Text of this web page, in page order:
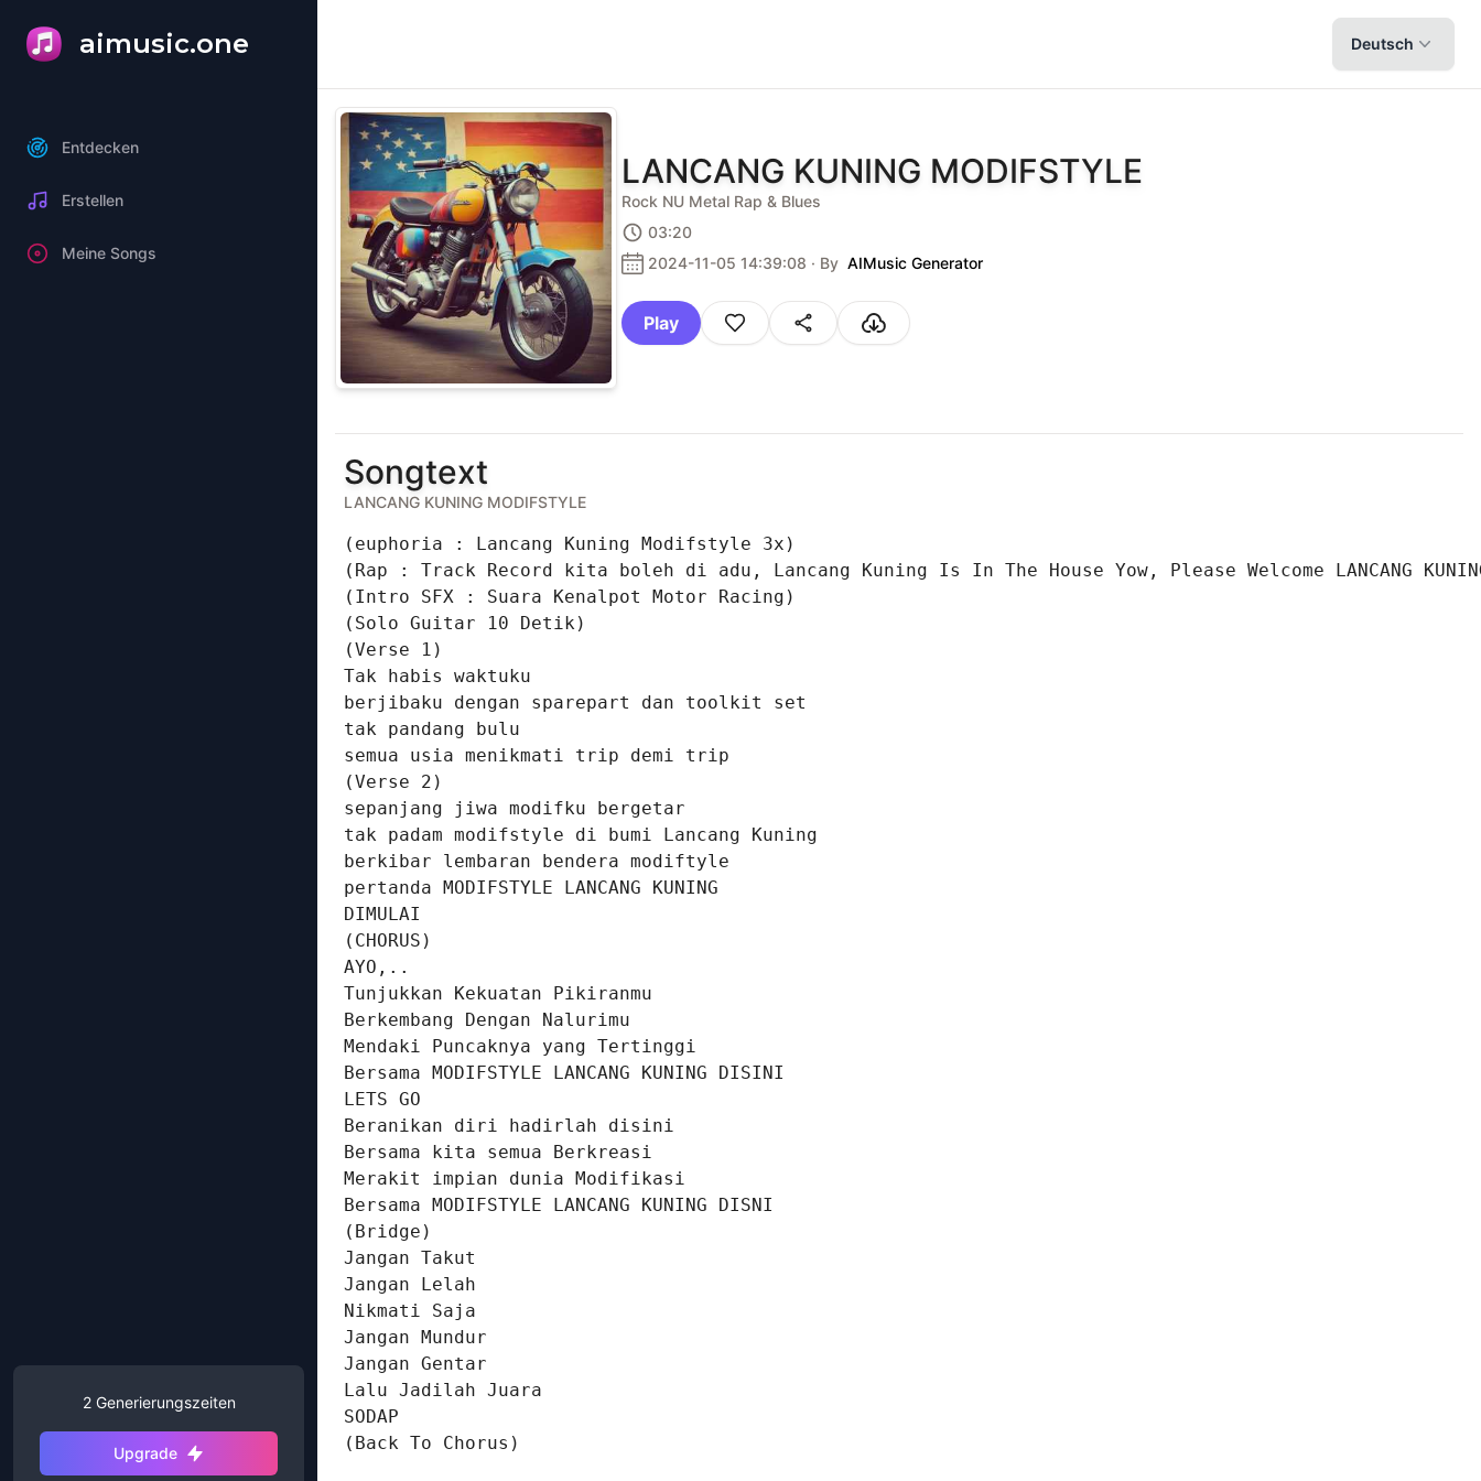
aimusic.one
Entdecken
Erstellen
Meine Songs
2 Generierungszeiten
Upgrade
Deutsch
LANCANG KUNING MODIFSTYLE
Rock NU Metal Rap & Blues
03:20
2024-11-05 14:39:08 · By AIMusic Generator
Play
Songtext
LANCANG KUNING MODIFSTYLE
(euphoria : Lancang Kuning Modifstyle 3x)
(Rap : Track Record kita boleh di adu, Lancang Kuning Is In The House Yow, Please Welcome LANCANG
(Intro SFX : Suara Kenalpot Motor Racing)
(Solo Guitar 10 Detik)
(Verse 1)
Tak habis waktuku
berjibaku dengan sparepart dan toolkit set
tak pandang bulu
semua usia menikmati trip demi trip
(Verse 2)
sepanjang jiwa modifku bergetar
tak padam modifstyle di bumi Lancang Kuning
berkibar lembaran bendera modiftyle
pertanda MODIFSTYLE LANCANG KUNING
DIMULAI
(CHORUS)
AYO,..
Tunjukkan Kekuatan Pikiranmu
Berkembang Dengan Nalurimu
Mendaki Puncaknya yang Tertinggi
Bersama MODIFSTYLE LANCANG KUNING DISINI
LETS GO
Beranikan diri hadirlah disini
Bersama kita semua Berkreasi
Merakit impian dunia Modifikasi
Bersama MODIFSTYLE LANCANG KUNING DISNI
(Bridge)
Jangan Takut
Jangan Lelah
Nikmati Saja
Jangan Mundur
Jangan Gentar
Lalu Jadilah Juara
SODAP
(Back To Chorus)